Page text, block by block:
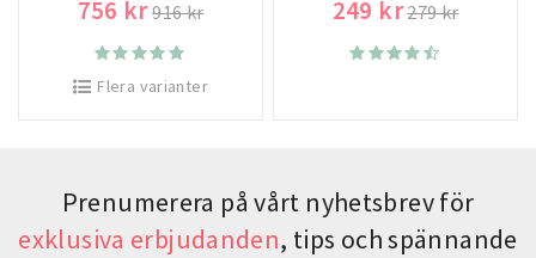
756 kr916 kr
Flera varianter
249 kr279 kr
Prenumerera på vårt nyhetsbrev för
exklusiva erbjudanden, tips och spännande